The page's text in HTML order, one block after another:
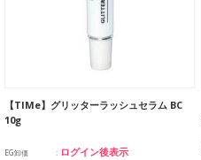
【TIMe】グリッターラッシュセラム BC
10g
EG卸価 ログイン後表示